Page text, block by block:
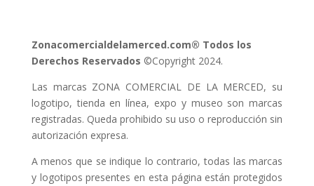
Zonacomercialdelamerced.com® Todos los
Derechos Reservados ©Copyright 2024.
Las marcas ZONA COMERCIAL DE LA MERCED, su
logotipo, tienda en línea, expo y museo son marcas
registradas. Queda prohibido su uso o reproducción sin
autorización expresa.
A menos que se indique lo contrario, todas las marcas
y logotipos presentes en esta página están protegidos